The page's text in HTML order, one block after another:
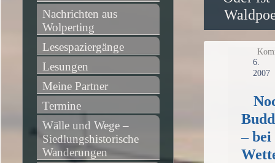
6.
2007
– bei
Nachrichten aus
Wolperting
Lesespaziergänge
Lesungen
Meine Partner
Termine
Wälle und Wege –
Siedlungshistorische
Wanderungen